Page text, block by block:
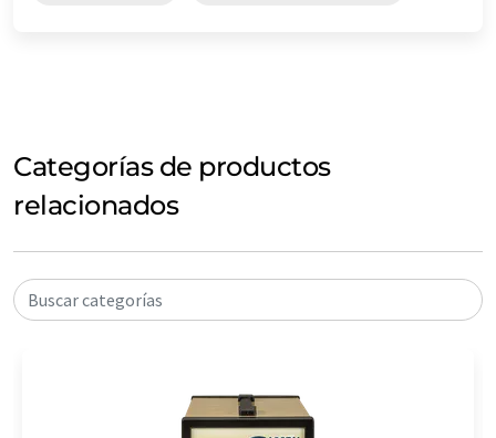
Categorías de productos
relacionados
Buscar categorías